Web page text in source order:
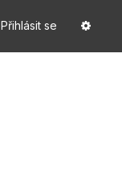
Přihlásit se